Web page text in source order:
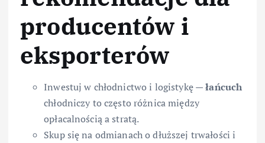
producentów i
eksporterów
Inwestuj w chłodnictwo i logistykę —łańcuch
chłodniczy to często różnica między
opłacalnością a stratą.
Skup się na odmianach o dłuższej trwałości i